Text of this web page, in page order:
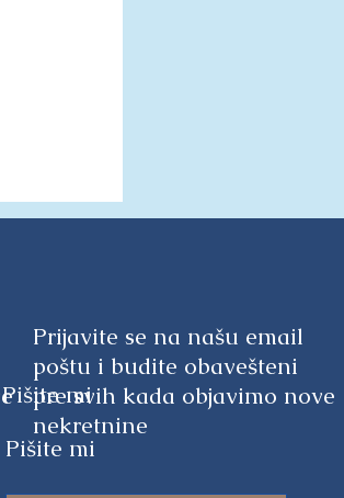
Pišite mi
Pišite mi
Prijavite se na našu email
poštu i budite obavešteni
pre svih kada objavimo nove
nekretnine